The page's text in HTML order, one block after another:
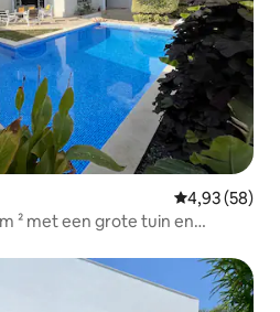
Gemiddelde
4,93 (58)
² met een grote tuin en